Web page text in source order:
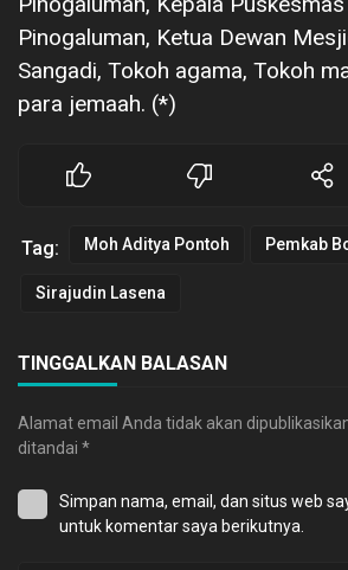
Pinogaluman, Ketua Dewan
Sangadi, Tokoh agama, Tokoh
para jemaah. (*)
Tag: Moh Aditya Pontoh Pemkab
Sirajudin Lasena
TINGGALKAN BALASAN
Alamat email Anda tidak akan
ditandai *
Simpan nama, email, dan situs web
untuk komentar saya berikutnya.